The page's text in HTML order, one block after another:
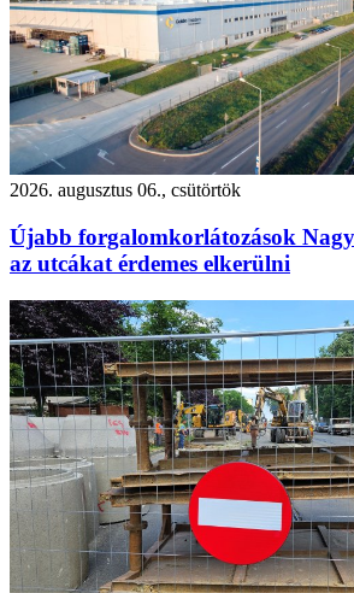
2026. augusztus 06., csütörtök
Újabb forgalomkorlátozások
az utcákat érdemes elkerülni